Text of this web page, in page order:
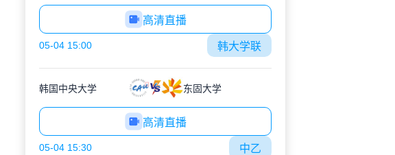
高清直播
05-04 15:00 韩大学联
韩国中央大学 东固大学
高清直播
05-04 15:30 中乙